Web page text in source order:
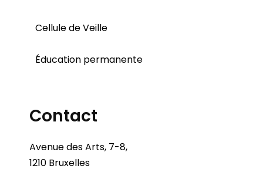
Cellule de Veille
Éducation permanente
Contact
Avenue des Arts, 7-8,
1210 Bruxelles